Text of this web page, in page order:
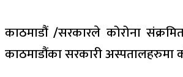
काठमाडौं/सरकारले कोरोना
काठमाडौंका सरकारी अस्पतालहरुमा